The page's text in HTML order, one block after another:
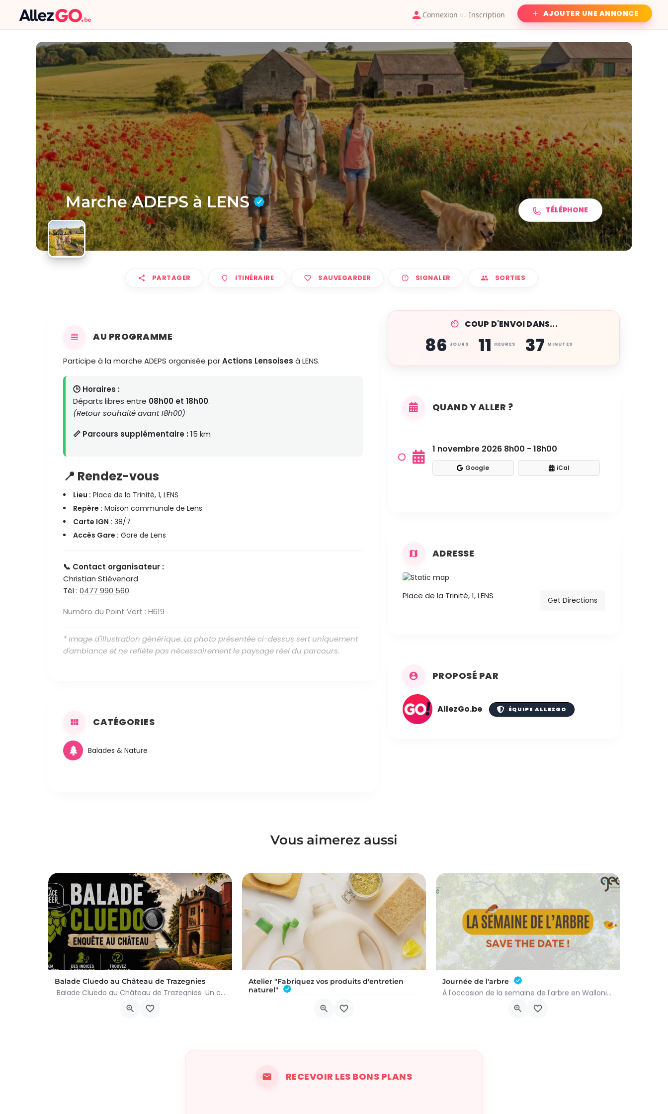
Connexion ou Inscription AJOUTER UNE ANNONCE
Marche ADEPS à LENS TÉLÉPHONE
PARTAGER ITINÉRAIRE SAUVEGARDER SIGNALER SORTIES
AU PROGRAMME
Participe à la marche ADEPS organisée parActions Lensoises à LENS.
🕒 Horaires :
Départs libres entre 08h00 et 18h00.
(Retour souhaité avant 18h00)
📏 Parcours supplémentaire :15 km
📍 Rendez-vous
Lieu : Place de la Trinité, 1, LENS
Repère : Maison communale de Lens
Carte IGN : 38/7
Accès Gare : Gare de Lens
📞 Contact organisateur :
Christian Stiévenard
Tél : 0477 990 560
Numéro du Point Vert : H619
* Image d'illustration générique. La photo présentée ci-dessus sert uniquement
d'ambiance et ne reflète pas nécessairement le paysage réel du parcours.
CATÉGORIES
Balades & Nature
COUP D'ENVOI DANS...
86 JOURS 11 HEURES 37 MINUTES
QUAND Y ALLER ?
1 novembre 2026 8h00 - 18h00
Google iCal
ADRESSE
Place de la Trinité, 1, LENS Get Directions
PROPOSÉ PAR
AllezGo.be ÉQUIPE ALLEZGO
Vous aimerez aussi
Balade Cluedo au Château de Trazegnies
Balade Cluedo au Château de Trazegnies Un crime a été commis au Château de Trazegnies… À vous de résoudre…
Place Albert Ier, Courcelles
Atelier "Fabriquez vos produits d'entretien
naturel"
Journée de l'arbre
À l'occasion de la semaine de l'arbre en Wallonie, nous vous proposons l'annuelle distribution gratuite des…
RECEVOIR LES BONS PLANS